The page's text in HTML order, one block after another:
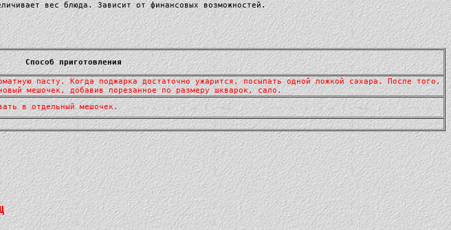
вес блюда. Зависит от финансовых возможностей.
Способ приготовления
пасту. Когда поджарка достаточно ужарится, посыпать одной ложкой сахара. После того,
мешочек, добавив порезанное по размеру шкварок, сало.
в отдельный мешочек.